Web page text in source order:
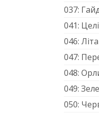
037:
041:
046:
047:
048:
049:
050: